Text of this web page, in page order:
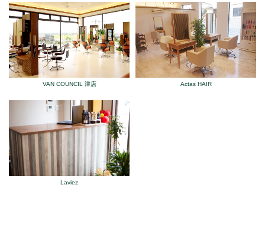
VAN COUNCIL 津店 Actas HAIR
Laviez